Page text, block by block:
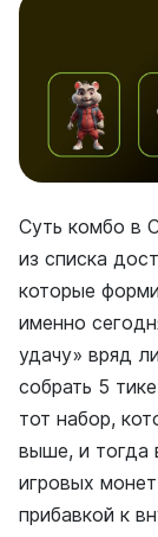
Суть комбо в
из списка
которые
именно
удачу» вряд
собрать 5
тот набор,
выше, и тогда
игровых
прибавкой к